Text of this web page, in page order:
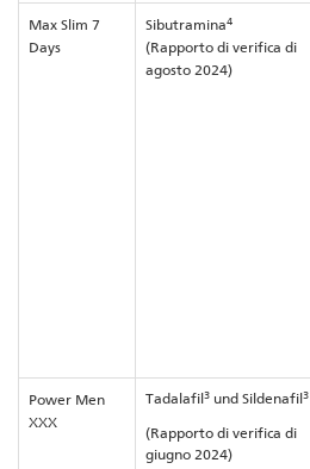
Max Slim 7
Days
Sibutramina4
(Rapporto di verifica di
agosto 2024)
Power Men
XXX
Tadalafil3 und Sildenafil3
(Rapporto di verifica di
giugno 2024)